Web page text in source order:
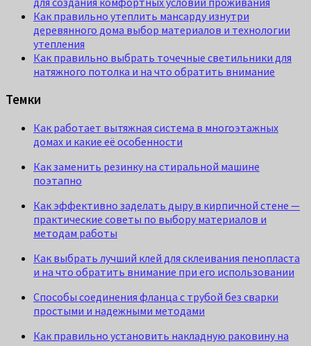
Как правильно утеплить мансарду изнутри
деревянного дома выбор материалов и технологии
утепления
Как правильно выбрать точечные светильники для
натяжного потолка и на что обратить внимание
Темки
Как работает вытяжная система в многоэтажных
домах и какие её особенности
Как заменить резинку на стиральной машине
поэтапно
Как эффективно заделать дыру в кирпичной стене —
практические советы по выбору материалов и
методам работы
Как выбрать лучший клей для склеивания пенопласта
и на что обратить внимание при его использовании
Способы соединения фланца с трубой без сварки
простыми и надежными методами
Как правильно установить накладную раковину на